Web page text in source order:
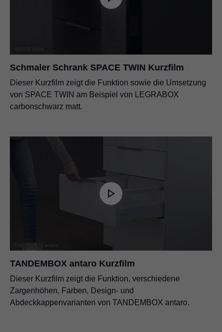
Schmaler Schrank SPACE TWIN Kurzfilm
Dieser Kurzfilm zeigt die Funktion sowie die Umsetzung
von SPACE TWIN am Beispiel von LEGRABOX
carbonschwarz matt.
TANDEMBOX antaro Kurzfilm
Dieser Kurzfilm zeigt die Funktion, verschiedene
Zargenhöhen, Farben, Design- und
Abdeckkappenvarianten von TANDEMBOX antaro.